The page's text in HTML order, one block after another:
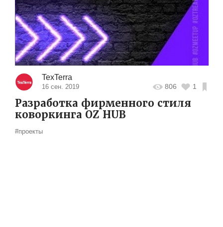
TexTerra
16 сен. 2019 806 1
Разработка фирменного стиля
коворкинга OZ HUB
#проекты